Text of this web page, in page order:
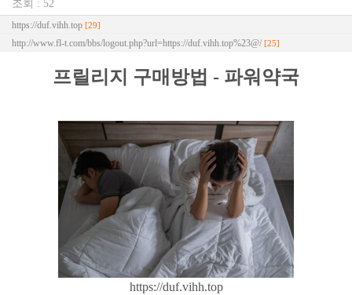
조회 : 52
https://duf.vihh.top [29]
http://www.fl-t.com/bbs/logout.php?url=https://duf.vihh.top%23@/ [25]
프릴리지 구매방법 - 파워약국
https://duf.vihh.top